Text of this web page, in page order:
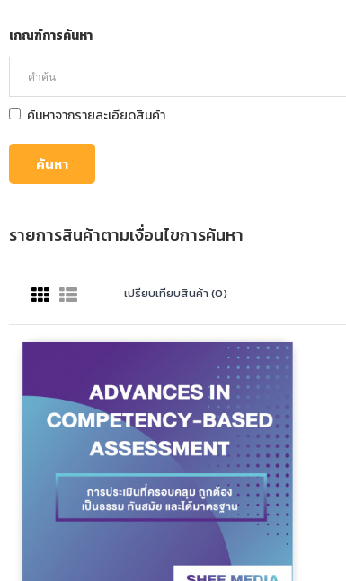
เกณฑ์การค้นหา
ค้นหาจากรายละเอียดสินค้า
รายการสินค้าตามเงื่อนไขการค้นหา
เปรียบเทียบสินค้า (0)